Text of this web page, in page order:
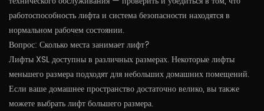
работоспособность лифта и система безопасности находятся в
нормальном рабочем состоянии.
Вопрос: Сколько места занимает лифт?
Лифты XSL доступны в различных размерах. Некоторые лифты
меньшего размера подходят для небольших домашних помещений.
Если ваше домашнее пространство достаточно велико, вы также
можете выбрать лифт большего размера.